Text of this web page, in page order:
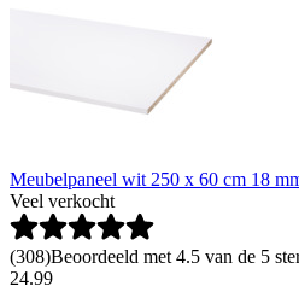
Meubelpaneel wit 250 x 60 cm 18
Veel verkocht
(308)Beoordeeld met 4.5 van de 5
24.99